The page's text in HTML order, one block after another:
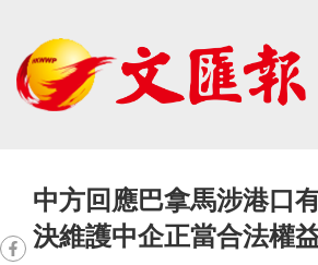
中方回應巴拿馬涉港口
決維護中企正當合法權